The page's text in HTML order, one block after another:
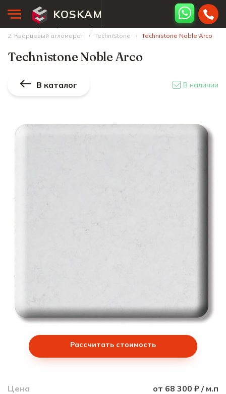
KOSKAM
Главная страница
2. Кварцевый агломерат
TechniStone Technistone Noble Arco
Technistone Noble Arco
В каталог В наличии
Рассчитать стоимость
Цена от 68 300 ₽ / м.п